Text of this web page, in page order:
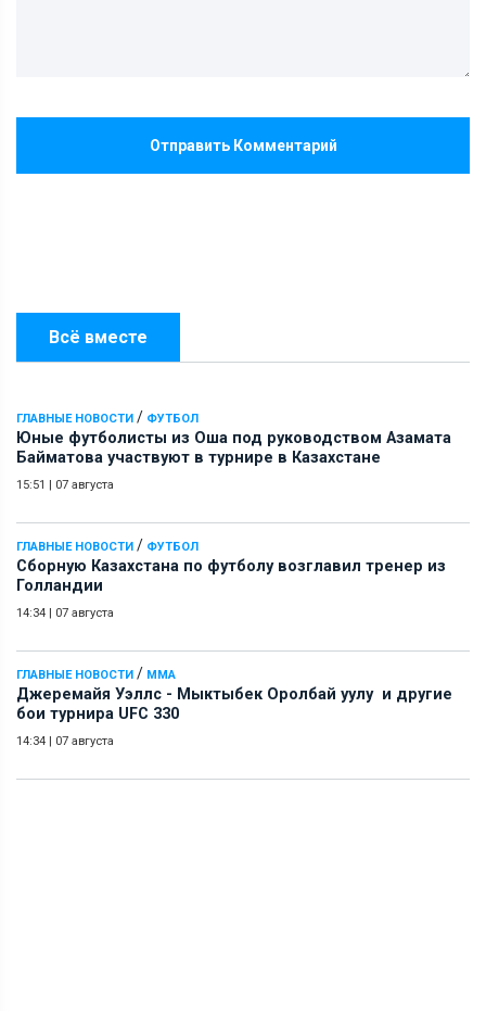
Всё вместе
ГЛАВНЫЕ НОВОСТИ / ФУТБОЛ
Юные футболисты из Оша под руководством Азамата
Байматова участвуют в турнире в Казахстане
15:51 | 07 августа
ГЛАВНЫЕ НОВОСТИ / ФУТБОЛ
Сборную Казахстана по футболу возглавил тренер из
Голландии
14:34 | 07 августа
ГЛАВНЫЕ НОВОСТИ / ММА
Джеремайя Уэллс - Мыктыбек Оролбай уулу и другие
бои турнира UFC 330
14:34 | 07 августа
Отправить Комментарий